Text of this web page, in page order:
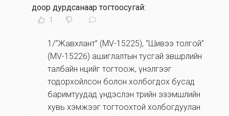
доор дурдсанаар тогтоосугай:
1
1/“Жавхлант” (MV-15225), “Шивээ толгой”
(MV-15226) ашиглалтын тусгай зөвшөөрлийн
талбайн нөөцийг тогтоож, үнэлгээг
тодорхойлсон болон холбогдох бусад
баримтуудад үндэслэн төрийн эзэмшлийн
хувь хэмжээг тогтоохтой холбогдуулан